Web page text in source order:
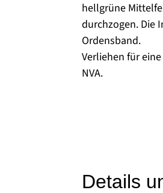
hellgrüne
durchzogen. Die
Ordensband.
Verliehen für
NVA.
Details